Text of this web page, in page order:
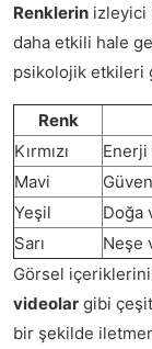
Renklerin izleyici
daha etkili hale
psikolojik etkileri
Renk
Kırmızı
Enerji
Mavi
Yeşil
Doğa
Sarı
Neşe
Görsel
videolar gibi
bir şekilde